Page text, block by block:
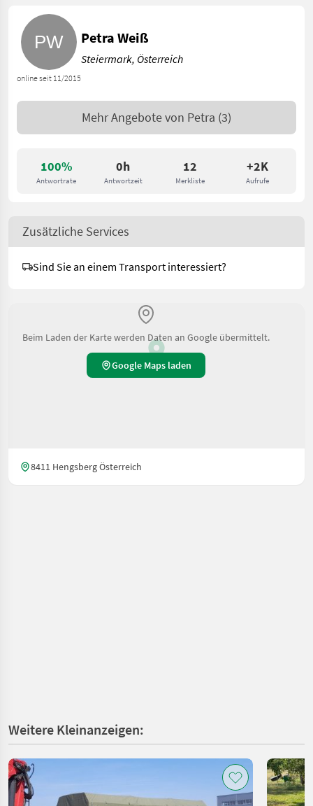
100%
Antwortrate
0h
Antwortzeit
12
Merkliste
+2K
Aufrufe
online seit 11/2015
Petra Weiß
Steiermark, Österreich
Mehr Angebote von Petra (3)
Zusätzliche Services
Sind Sie an einem Transport interessiert?
Beim Laden der Karte werden Daten an Google übermittelt.
Google Maps laden
8411 Hengsberg Österreich
Weitere Kleinanzeigen: